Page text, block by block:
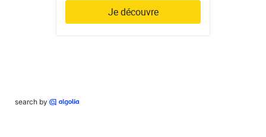
Je découvre
search by